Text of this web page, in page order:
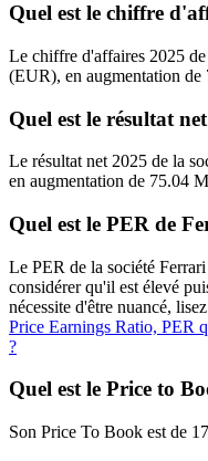
Quel est le chiffre
Le chiffre d'affaires 2025
(EUR), en augmentation de
Quel est le résultat
Le résultat net 2025 de la
en augmentation de 75.04
Quel est le PER de
Le PER de la société
considérer qu'il est élevé
nécessite d'être nuancé,
Price Earnings Ratio, PER
?
Quel est le Price to
Son Price To Book est de